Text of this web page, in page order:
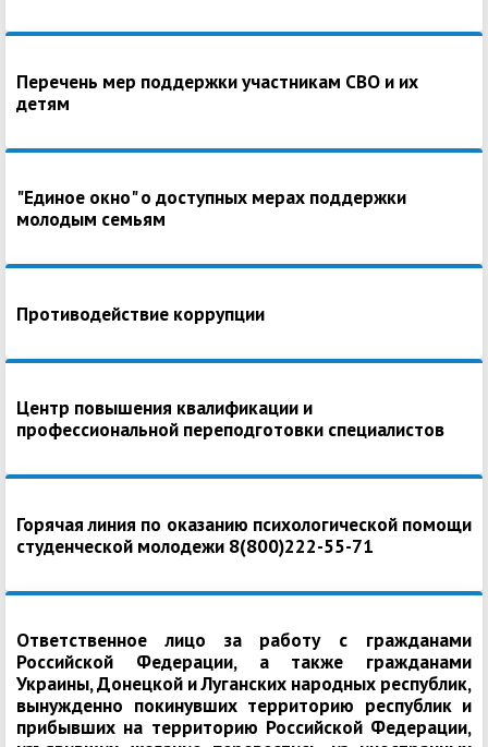
Перечень мер поддержки участникам СВО и их
детям
"Единое окно" о доступных мерах поддержки
молодым семьям
Противодействие коррупции
Центр повышения квалификации и
профессиональной переподготовки специалистов
Горячая линия по оказанию психологической помощи
студенческой молодежи 8(800)222-55-71
Ответственное лицо за работу с гражданами
Российской Федерации, а также гражданами
Украины, Донецкой и Луганских народных республик,
вынужденно покинувших территорию республик и
прибывших на территорию Российской Федерации,